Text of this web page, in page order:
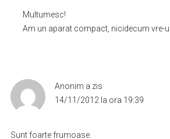
Multumesc!
Am un aparat compact, nicidecum vre-
Anonim a zis
14/11/2012 la ora 19:39
Sunt foarte frumoase.